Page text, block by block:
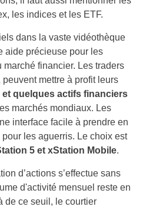
les indices et les ETF.
dans la vaste vidéothèque
aide précieuse pour les
marché financier. Les traders
mettre à profit leurs
et quelques actifs financiers
marchés mondiaux. Les
interface facile à prendre en
les aguerris. Le choix est
5 et xStation Mobile.
d’actions s’effectue sans
d'activité mensuel reste en
de ce seuil, le courtier